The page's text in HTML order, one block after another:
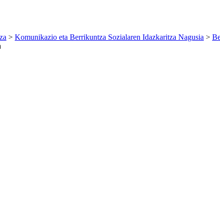
> Komunikazio eta Berrikuntza Sozialaren Idazkaritza Nagusia >